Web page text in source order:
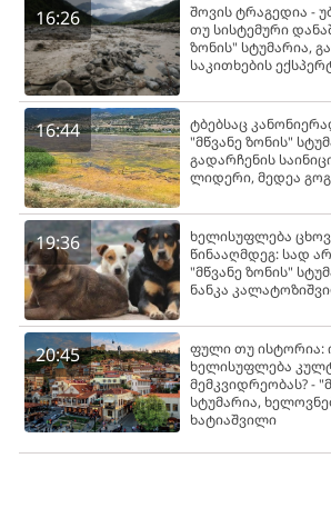
16:26
შოვის ტრაგედია -
თუ სისტემური
ზონის" სტუმარია,
საკითხების
16:44
ტბებსაც
"მწვანე ზონის"
გადარჩენის
ლიდერი, მედეა
19:36
ხელისუფლება
წინააღმდეგ: სად
"მწვანე ზონის"
ნანკა
20:45
ფული თუ ისტორია:
ხელისუფლება
მემკვიდრეობას? -
სტუმარია,
ხატიაშვილი